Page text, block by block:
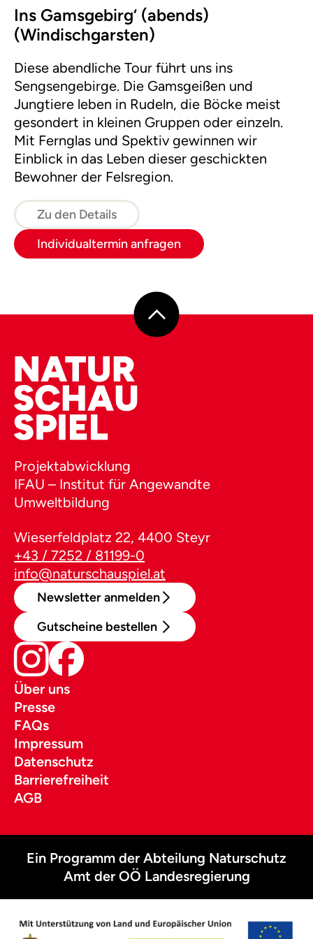
Ins Gamsgebirg‘ (abends)
(Windischgarsten)
Diese abendliche Tour führt uns ins
Sengsengebirge. Die Gamsgeißen und
Jungtiere leben in Rudeln, die Böcke meist
gesondert in kleinen Gruppen oder einzeln.
Mit Fernglas und Spektiv gewinnen wir
Einblick in das Leben dieser geschickten
Bewohner der Felsregion.
Zu den Details
Individualtermin anfragen
Projektabwicklung
IFAU – Institut für Angewandte
Umweltbildung
Wieserfeldplatz 22, 4400 Steyr
+43 / 7252 / 81199-0
info@naturschauspiel.at
Newsletter anmelden
Gutscheine bestellen
Über uns
Presse
FAQs
Impressum
Datenschutz
Barrierefreiheit
AGB
Ein Programm der Abteilung Naturschutz
Amt der OÖ Landesregierung